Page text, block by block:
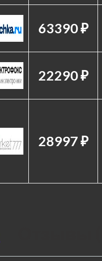
63390 ₽
22290 ₽
28997 ₽